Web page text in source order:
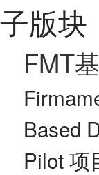
子版块
FMT
Based
Pilot 项